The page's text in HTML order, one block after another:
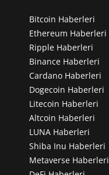
Bitcoin Haberleri
Ethereum Haberleri
Ripple Haberleri
Binance Haberleri
Cardano Haberleri
Dogecoin Haberleri
Litecoin Haberleri
Altcoin Haberleri
LUNA Haberleri
Shiba Inu Haberleri
Metaverse Haberleri